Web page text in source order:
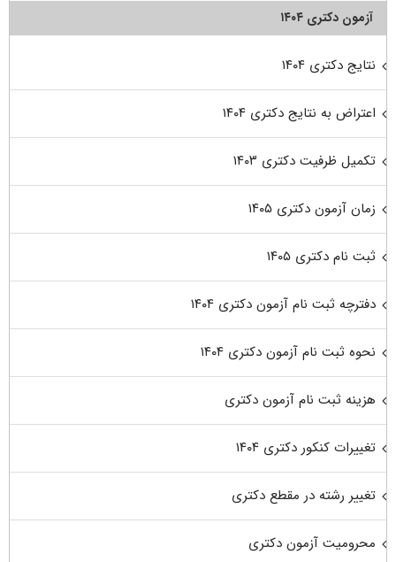
آزمون دکتری ۱۴۰۴
نتایج دکتری ۱۴۰۴
اعتراض به نتایج دکتری ۱۴۰۴
تکمیل ظرفیت دکتری ۱۴۰۳
زمان آزمون دکتری ۱۴۰۵
ثبت نام دکتری ۱۴۰۵
دفترچه ثبت نام آزمون دکتری ۱۴۰۴
نحوه ثبت نام آزمون دکتری ۱۴۰۴
هزینه ثبت نام آزمون دکتری
تغییرات کنکور دکتری ۱۴۰۴
تغییر رشته در مقطع دکتری
محرومیت آزمون دکتری